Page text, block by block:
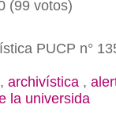
(99 votos)
PUCP n°
, archivística ,
la universida